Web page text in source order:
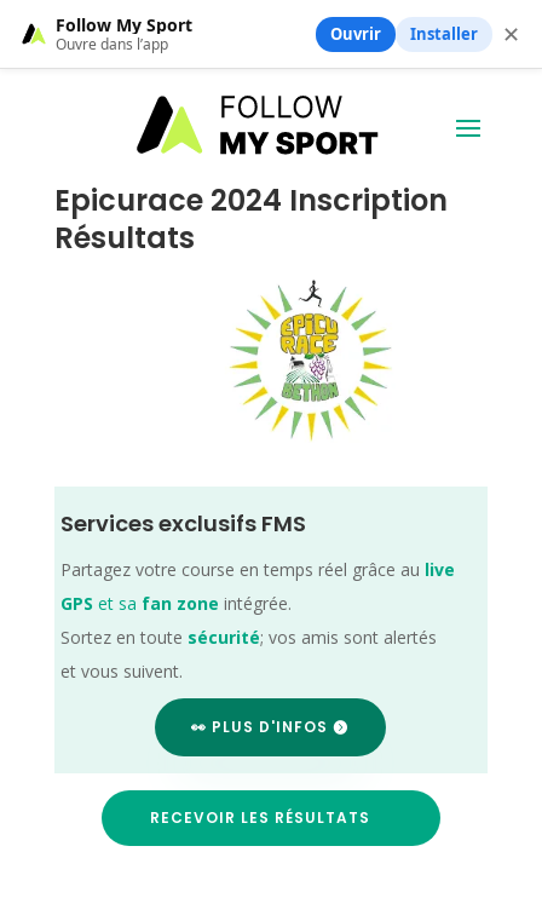
Epicurace 2024 Inscription
Résultats
Services exclusifs FMS
Partagez votre course en temps réel grâce au live
GPS et sa fan zone intégrée.
Sortez en toute sécurité; vos amis sont alertés
et vous suivent.
👀 PLUS D'INFOS
RECEVOIR LES RÉSULTATS
Follow My Sport
Ouvre dans l’app Ouvrir Installer ✕